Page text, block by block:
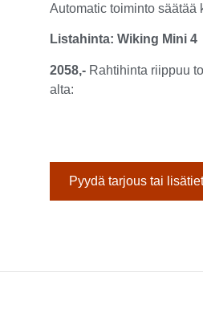
Automatic toiminto säätää
Listahinta: Wiking Mini 4
2058,- Rahtihinta riippuu
alta:
Pyydä tarjous tai